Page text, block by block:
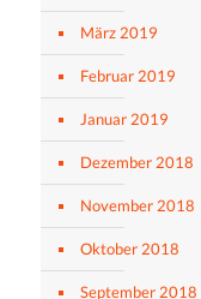
März 2019
Februar 2019
Januar 2019
Dezember 2018
November 2018
Oktober 2018
September 2018